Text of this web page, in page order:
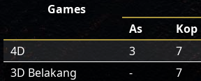
Games
As
Kop
4D
3 7
3D Belakang
- 7